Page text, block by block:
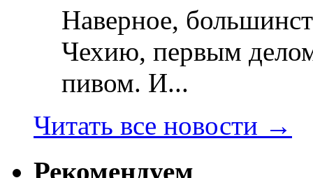
Наверное,
Чехию, первым
пивом. И...
Читать все новости →
Рекомендуем